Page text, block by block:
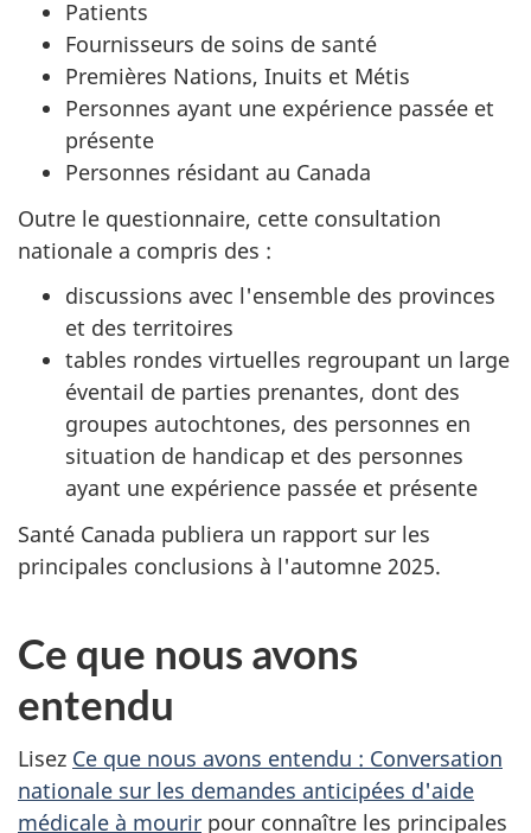
Patients
Fournisseurs de soins de santé
Premières Nations, Inuits et Métis
Personnes ayant une expérience passée et
présente
Personnes résidant au Canada
Outre le questionnaire, cette consultation
nationale a compris des :
discussions avec l'ensemble des provinces
et des territoires
tables rondes virtuelles regroupant un large
éventail de parties prenantes, dont des
groupes autochtones, des personnes en
situation de handicap et des personnes
ayant une expérience passée et présente
Santé Canada publiera un rapport sur les
principales conclusions à l'automne 2025.
Ce que nous avons
entendu
Lisez Ce que nous avons entendu : Conversation
nationale sur les demandes anticipées d'aide
médicale à mourir pour connaître les principales